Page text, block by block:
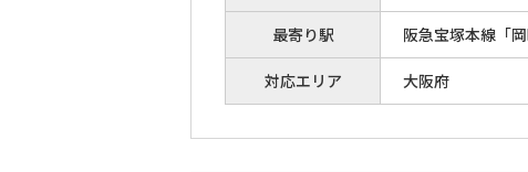
最寄り駅 阪急宝塚本線「岡
対応エリア 大阪府